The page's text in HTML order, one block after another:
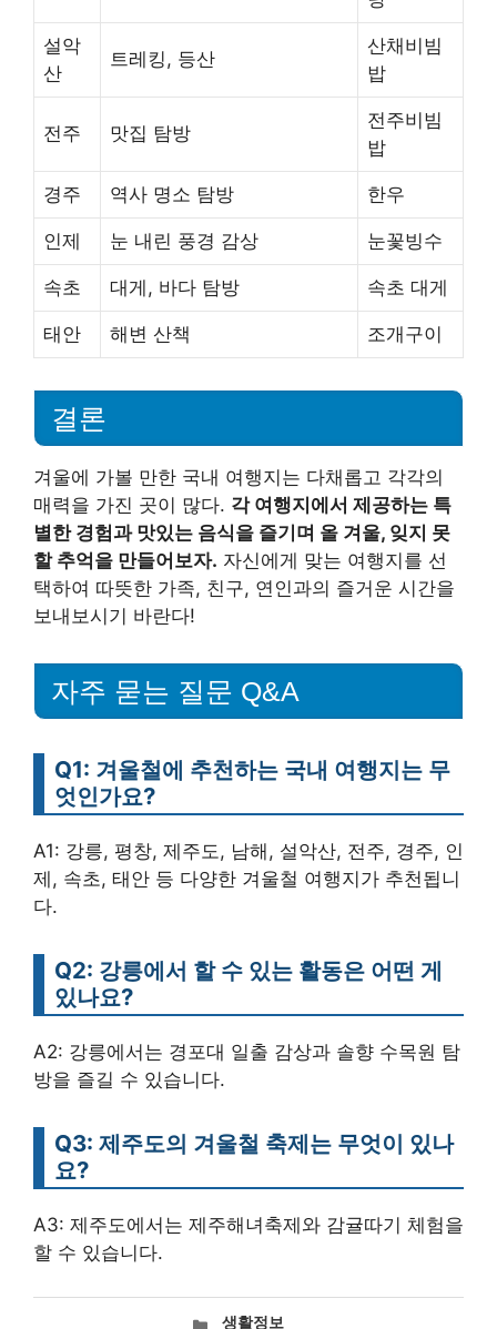
설악
산
트레킹, 등산
산채비빔
밥
전주 맛집 탐방
전주비빔
밥
경주 역사 명소 탐방 한우
인제 눈 내린 풍경 감상 눈꽃빙수
속초 대게, 바다 탐방 속초 대게
태안 해변 산책 조개구이
결론
겨울에 가볼 만한 국내 여행지는 다채롭고 각각의
매력을 가진 곳이 많다. 각 여행지에서 제공하는 특
별한 경험과 맛있는 음식을 즐기며 올 겨울, 잊지 못
할 추억을 만들어보자. 자신에게 맞는 여행지를 선
택하여 따뜻한 가족, 친구, 연인과의 즐거운 시간을
보내보시기 바란다!
자주 묻는 질문 Q&A
Q1: 겨울철에 추천하는 국내 여행지는 무
엇인가요?
A1: 강릉, 평창, 제주도, 남해, 설악산, 전주, 경주, 인
제, 속초, 태안 등 다양한 겨울철 여행지가 추천됩니
다.
Q2: 강릉에서 할 수 있는 활동은 어떤 게
있나요?
A2: 강릉에서는 경포대 일출 감상과 솔향 수목원 탐
방을 즐길 수 있습니다.
Q3: 제주도의 겨울철 축제는 무엇이 있나
요?
A3: 제주도에서는 제주해녀축제와 감귤따기 체험을
할 수 있습니다.
카생활정보